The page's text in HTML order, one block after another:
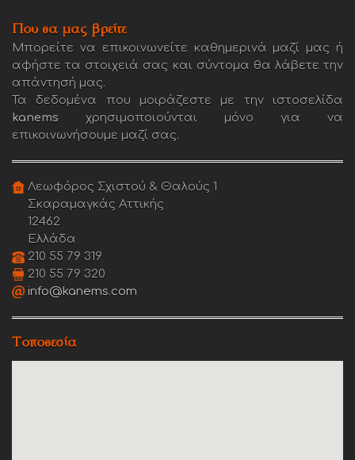
Που θα μας βρείτε
Μπορείτε να επικοινωνείτε καθημερινά μαζί μας ή
αφήστε τα στοιχειά σας και σύντομα θα λάβετε την
απάντησή μας.
Τα δεδομένα που μοιράζεστε με την ιστοσελίδα
kanems χρησιμοποιούνται μόνο για να
επικοινωνήσουμε μαζί σας.
Λεωφόρος Σχιστού & Θαλούς 1
Σκαραμαγκάς Αττικής
12462
Ελλάδα
210 55 79 319
210 55 79 320
info@kanems.com
Τοποθεσία